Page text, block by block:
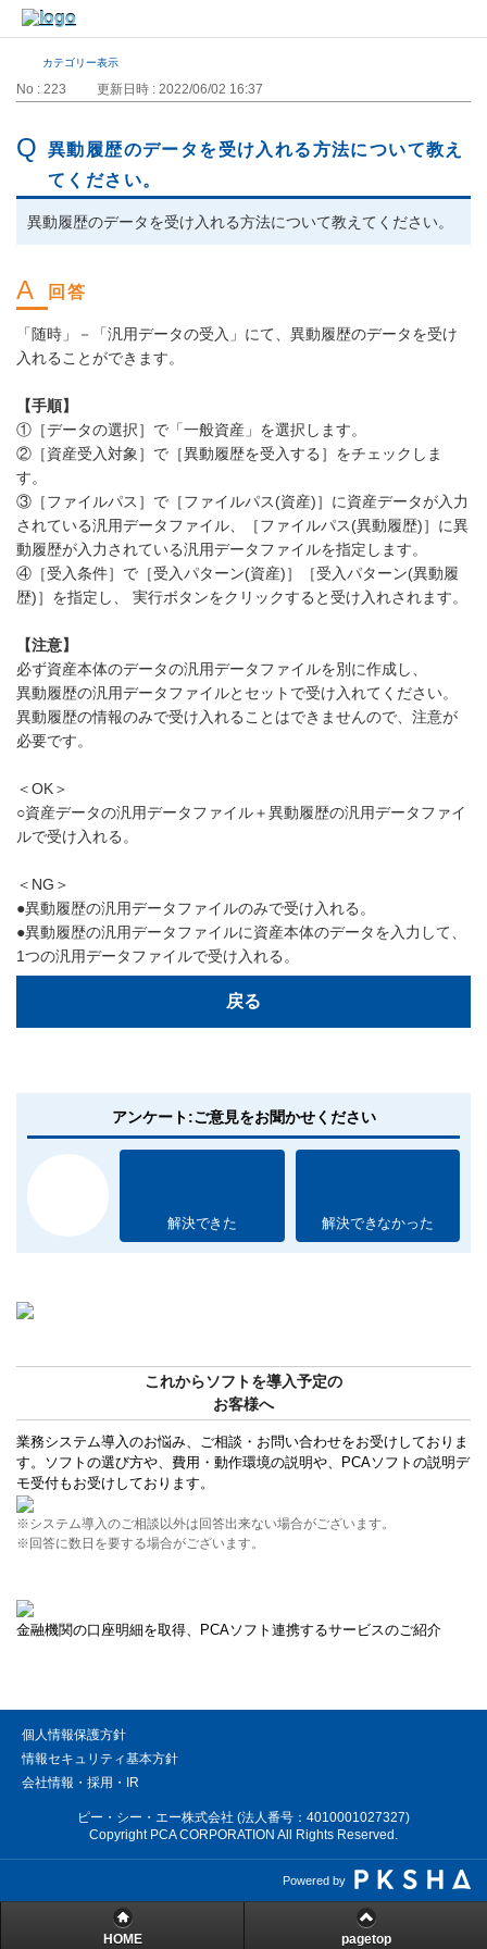
カテゴリー表示
No : 223 更新日時 : 2022/06/02 16:37
異動履歴のデータを受け入れる方法について教え
てください。
異動履歴のデータを受け入れる方法について教えてください。
「随時」－「汎用データの受入」にて、異動履歴のデータを受け
入れることができます。
【手順】
①［データの選択］で「一般資産」を選択します。
②［資産受入対象］で［異動履歴を受入する］をチェックしま
す。
③［ファイルパス］で［ファイルパス(資産)］に資産データが入力
されている汎用データファイル、［ファイルパス(異動履歴)］に異
動履歴が入力されている汎用データファイルを指定します。
④［受入条件］で［受入パターン(資産)］［受入パターン(異動履
歴)］を指定し、 実行ボタンをクリックすると受け入れされます。
【注意】
必ず資産本体のデータの汎用データファイルを別に作成し、
異動履歴の汎用データファイルとセットで受け入れてください。
異動履歴の情報のみで受け入れることはできませんので、注意が
必要です。
＜OK＞
○資産データの汎用データファイル＋異動履歴の汎用データファイ
ルで受け入れる。
＜NG＞
●異動履歴の汎用データファイルのみで受け入れる。
●異動履歴の汎用データファイルに資産本体のデータを入力して、
1つの汎用データファイルで受け入れる。
戻る
アンケート:ご意見をお聞かせください
解決できた 解決できなかった
これからソフトを導入予定の
お客様へ
業務システム導入のお悩み、ご相談・お問い合わせをお受けしておりま
す。ソフトの選び方や、費用・動作環境の説明や、PCAソフトの説明デ
モ受付もお受けしております。
※システム導入のご相談以外は回答出来ない場合がございます。
※回答に数日を要する場合がございます。
金融機関の口座明細を取得、PCAソフト連携するサービスのご紹介
個人情報保護方針
情報セキュリティ基本方針
会社情報・採用・IR
ピー・シー・エー株式会社 (法人番号：4010001027327)
Copyright PCA CORPORATION All Rights Reserved.
Powered by
HOME pagetop